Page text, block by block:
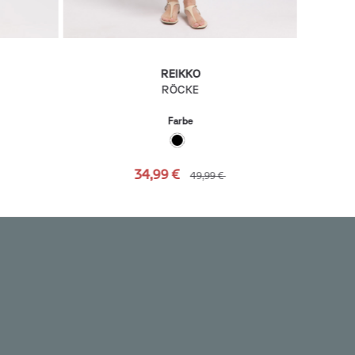
REIKKO
RÖCKE
Farbe
34,99 € 49,99 €